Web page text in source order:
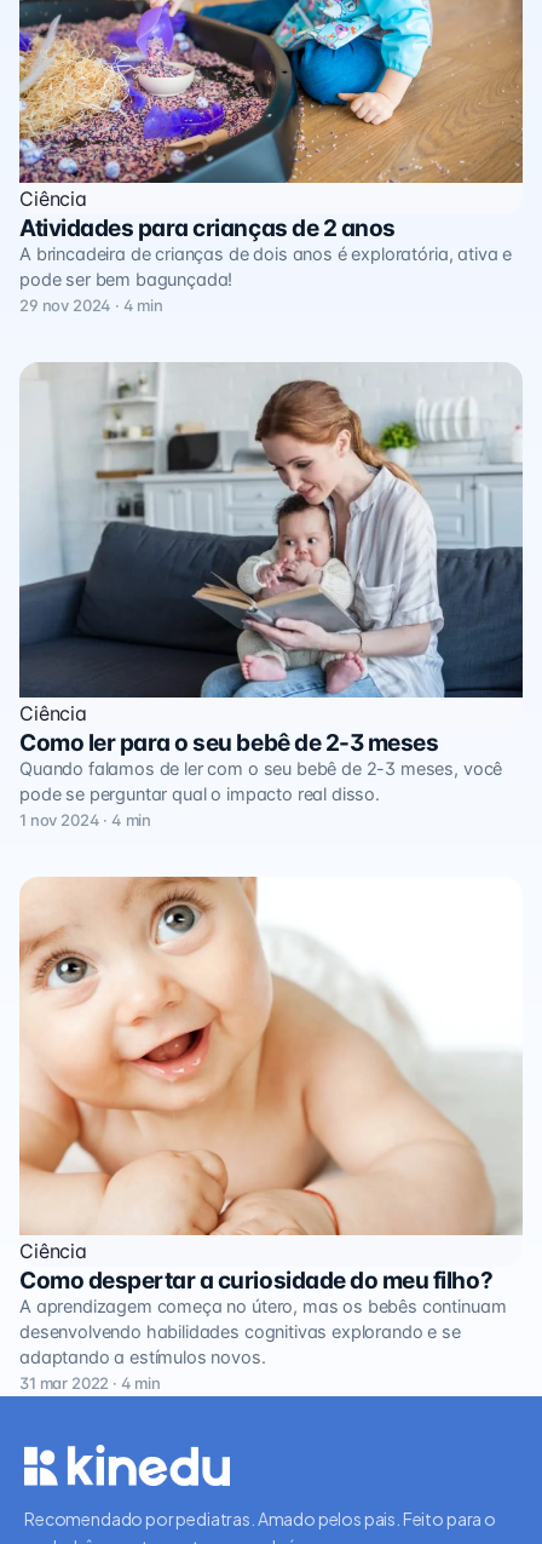
Ciência
Atividades para crianças de 2 anos
A brincadeira de crianças de dois anos é exploratória, ativa e
pode ser bem bagunçada!
29 nov 2024 · 4 min
Ciência
Como ler para o seu bebê de 2-3 meses
Quando falamos de ler com o seu bebê de 2-3 meses, você
pode se perguntar qual o impacto real disso.
1 nov 2024 · 4 min
Ciência
Como despertar a curiosidade do meu filho?
A aprendizagem começa no útero, mas os bebês continuam
desenvolvendo habilidades cognitivas explorando e se
adaptando a estímulos novos.
31 mar 2022 · 4 min
Recomendado por pediatras. Amado pelos pais. Feito para o